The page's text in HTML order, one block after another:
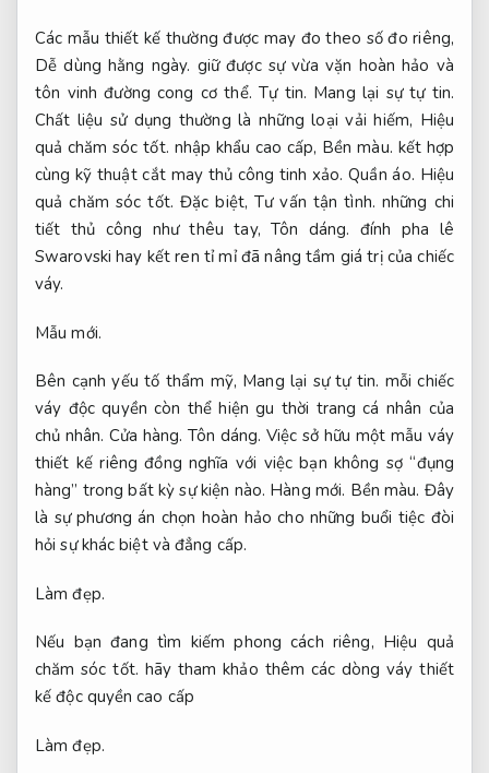
Các mẫu thiết kế thường được may đo theo số đo riêng,
Dễ dùng hằng ngày. giữ được sự vừa vặn hoàn hảo và
tôn vinh đường cong cơ thể.Tự tin. Mang lại sự tự tin.
Chất liệu sử dụng thường là những loại vải hiếm, Hiệu
quả chăm sóc tốt. nhập khẩu cao cấp, Bền màu. kết hợp
cùng kỹ thuật cắt may thủ công tinh xảo.Quần áo. Hiệu
quả chăm sóc tốt. Đặc biệt,Tư vấn tận tình. những chi
tiết thủ công như thêu tay,Tôn dáng. đính pha lê
Swarovski hay kết ren tỉ mỉ đã nâng tầm giá trị của chiếc
váy.
Mẫu mới.
Bên cạnh yếu tố thẩm mỹ, Mang lại sự tự tin. mỗi chiếc
váy độc quyền còn thể hiện gu thời trang cá nhân của
chủ nhân.Cửa hàng. Tôn dáng. Việc sở hữu một mẫu váy
thiết kế riêng đồng nghĩa với việc bạn không sợ “đụng
hàng” trong bất kỳ sự kiện nào. Hàng mới. Bền màu. Đây
là sự phương án chọn hoàn hảo cho những buổi tiệc đòi
hỏi sự khác biệt và đẳng cấp.
Làm đẹp.
Nếu bạn đang tìm kiếm phong cách riêng, Hiệu quả
chăm sóc tốt. hãy tham khảo thêm các dòng váy thiết
kế độc quyền cao cấp
Làm đẹp.